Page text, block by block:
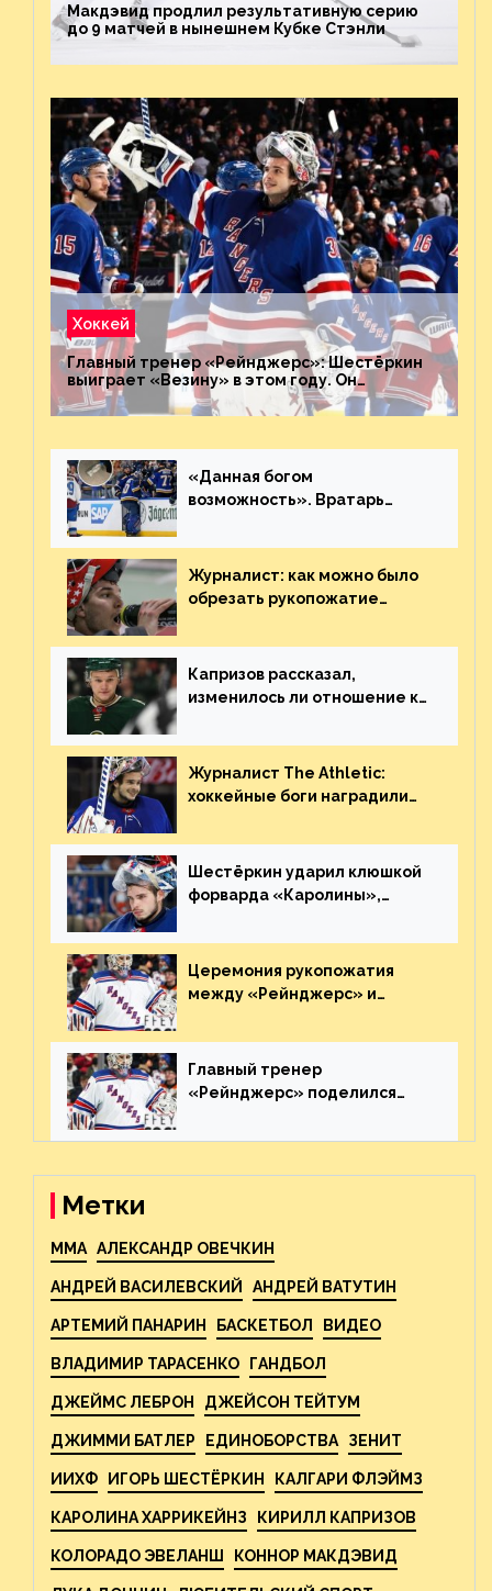
Макдэвид продлил результативную серию
до 9 матчей в нынешнем Кубке Стэнли
Хоккей
Главный тренер «Рейнджерс»: Шестёркин
выиграет «Везину» в этом году. Он
невероятен
«Данная богом
возможность». Вратарь
броске бутылкой в Кадри
Журналист: как можно было
обрезать рукопожатие
Плохая работа, ESPN
Капризов рассказал,
изменилось ли отношение к
Украине
Журналист The Athletic:
хоккейные боги наградили
великолепную игру
Шестёркин ударил клюшкой
форварда «Каролины»,
пятаке. Видео
Церемония рукопожатия
между «Рейнджерс» и
матча плей-офф. Видео
Главный тренер
«Рейнджерс» поделился
предстоящего финала
Метки
MMA АЛЕКСАНДР ОВЕЧКИН
АНДРЕЙ ВАСИЛЕВСКИЙ АНДРЕЙ ВАТУТИН
АРТЕМИЙ ПАНАРИН БАСКЕТБОЛ ВИДЕО
ВЛАДИМИР ТАРАСЕНКО ГАНДБОЛ
ДЖЕЙМС ЛЕБРОН ДЖЕЙСОН ТЕЙТУМ
ДЖИММИ БАТЛЕР ЕДИНОБОРСТВА ЗЕНИТ
ИИХФ ИГОРЬ ШЕСТЁРКИН КАЛГАРИ ФЛЭЙМЗ
КАРОЛИНА ХАРРИКЕЙНЗ КИРИЛЛ КАПРИЗОВ
КОЛОРАДО ЭВЕЛАНШ КОННОР МАКДЭВИД